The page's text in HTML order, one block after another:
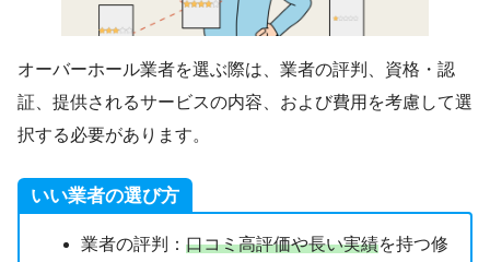
オーバーホール業者を選ぶ際は、業者の評判、資格・認
証、提供されるサービスの内容、および費用を考慮して選
択する必要があります。
いい業者の選び方
業者の評判： 口コミ高評価や長い実績を持つ修